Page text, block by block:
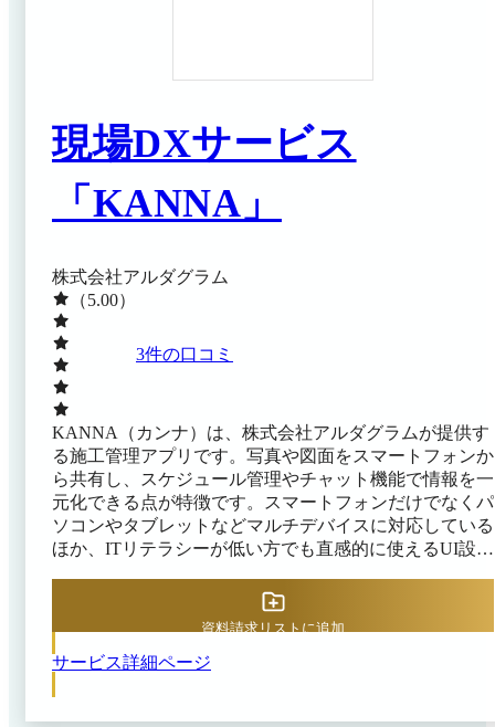
現場DXサービス
「KANNA」
株式会社アルダグラム
（5.00）
3件の口コミ
KANNA（カンナ）は、株式会社アルダグラムが提供す
る施工管理アプリです。写真や図面をスマートフォンか
ら共有し、スケジュール管理やチャット機能で情報を一
元化できる点が特徴です。スマートフォンだけでなくパ
ソコンやタブレットなどマルチデバイスに対応している
ほか、ITリテラシーが低い方でも直感的に使えるUI設計
トとして取り込み、スマホ／タブレットで現場入力でき
るため、紙帳票のデジタル化や転記作業の削減につなが
セキュリティ機能（/オプション）が用意されていま
サービス詳細ページ
資料請求リストに追加